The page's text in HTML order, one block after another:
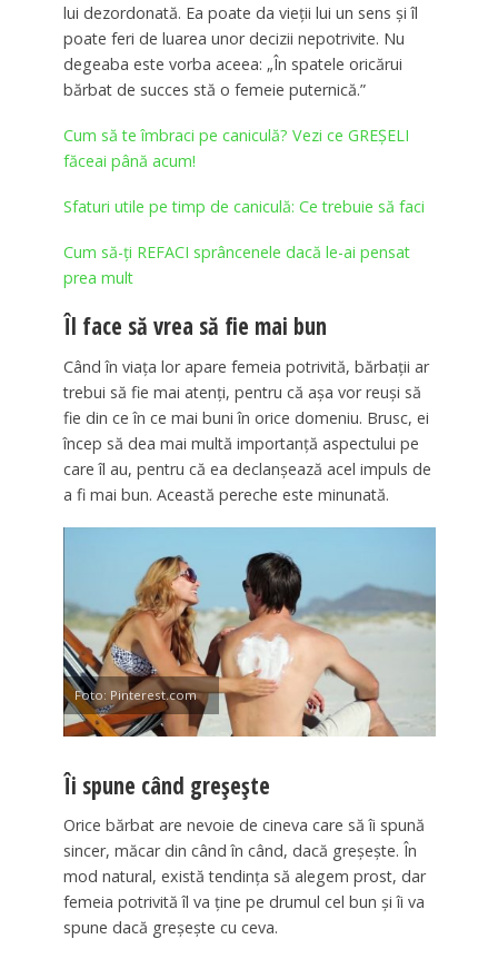
lui dezordonată. Ea poate da vieții lui un sens și îl
poate feri de luarea unor decizii nepotrivite. Nu
degeaba este vorba aceea: „În spatele oricărui
bărbat de succes stă o femeie puternică.”
Cum să te îmbraci pe caniculă? Vezi ce GREȘELI
făceai până acum!
Sfaturi utile pe timp de caniculă: Ce trebuie să faci
Cum să-ţi REFACI sprâncenele dacă le-ai pensat
prea mult
Îl face să vrea să fie mai bun
Când în viața lor apare femeia potrivită, bărbații ar
trebui să fie mai atenți, pentru că așa vor reuși să
fie din ce în ce mai buni în orice domeniu. Brusc, ei
încep să dea mai multă importanță aspectului pe
care îl au, pentru că ea declanșează acel impuls de
a fi mai bun. Această pereche este minunată.
Foto: Pinterest.com
Îi spune când greșește
Orice bărbat are nevoie de cineva care să îi spună
sincer, măcar din când în când, dacă greșește. În
mod natural, există tendința să alegem prost, dar
femeia potrivită îl va ține pe drumul cel bun și îi va
spune dacă greșește cu ceva.